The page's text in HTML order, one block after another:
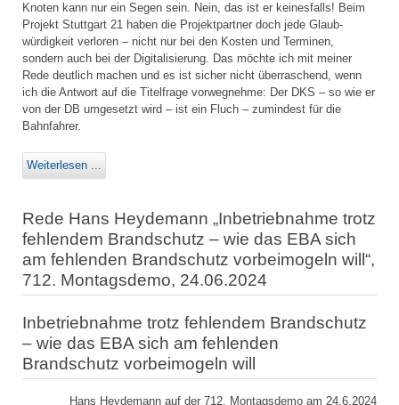
Knoten kann nur ein Segen sein. Nein, das ist er keinesfalls! Beim
Projekt Stuttgart 21 haben die Projektpartner doch jede Glaub­
würdigkeit verloren – nicht nur bei den Kosten und Terminen,
sondern auch bei der Digitalisierung. Das möchte ich mit meiner
Rede deutlich machen und es ist sicher nicht überraschend, wenn
ich die Antwort auf die Titelfrage vorwegnehme: Der DKS – so wie er
von der DB umgesetzt wird – ist ein Fluch – zumindest für die
Bahnfahrer.
Weiterlesen ...
Rede Hans Heydemann „Inbetriebnahme trotz
fehlendem Brandschutz – wie das EBA sich
am fehlenden Brandschutz vorbeimogeln will“,
712. Montagsdemo, 24.06.2024
Inbetriebnahme trotz fehlendem Brandschutz
– wie das EBA sich am fehlenden
Brandschutz vorbeimogeln will
Hans Heydemann auf der 712. Montagsdemo am 24.6.2024